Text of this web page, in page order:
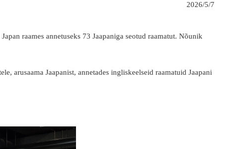
2026/5/7
raames annetuseks 73 Jaapaniga seotud raamatut. Nõunik
arusaama Jaapanist, annetades ingliskeelseid raamatuid Jaapani